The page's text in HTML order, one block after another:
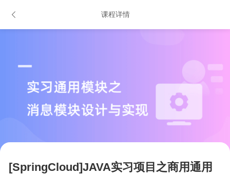
课程详情
[SpringCloud]JAVA实习项目之商用通用